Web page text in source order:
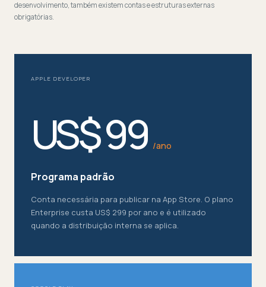
desenvolvimento, também existem contas e estruturas externas
obrigatórias.
APPLE DEVELOPER
US$ 99 /ano
Programa padrão
Conta necessária para publicar na App Store. O plano
Enterprise custa US$ 299 por ano e é utilizado
quando a distribuição interna se aplica.